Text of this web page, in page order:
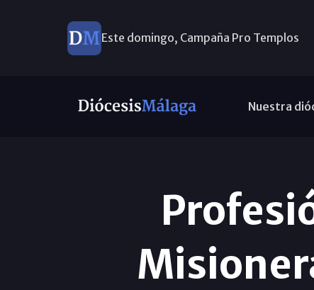
Este domingo, Campaña Pro Templos
Nuestra